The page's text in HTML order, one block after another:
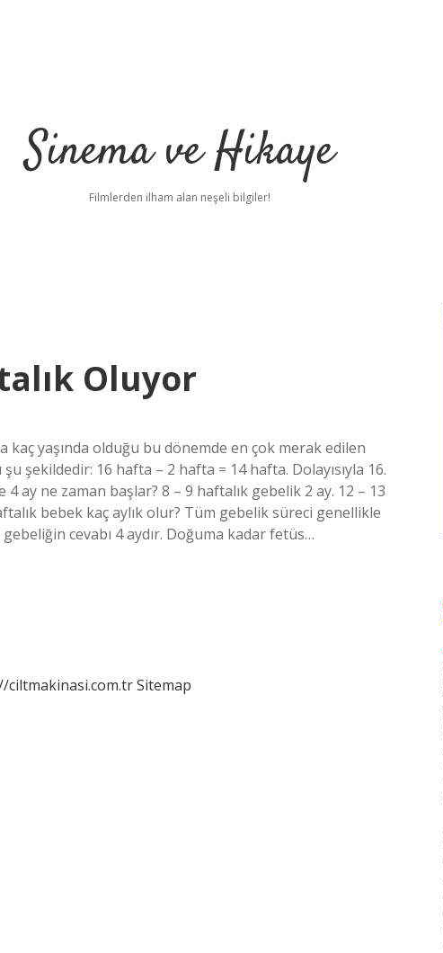
Sinema ve Hikaye
Filmlerden ilham alan neşeli bilgiler!
Oluyor
kaç yaşında olduğu bu dönemde en çok merak edilen
şekildedir: 16 hafta – 2 hafta = 14 hafta. Dolayısıyla 16.
ay ne zaman başlar? 8 – 9 haftalık gebelik 2 ay. 12 – 13
bebek kaç aylık olur? Tüm gebelik süreci genellikle
cevabı 4 aydır. Doğuma kadar fetüs…
ciltmakinasi.com.trSitemap